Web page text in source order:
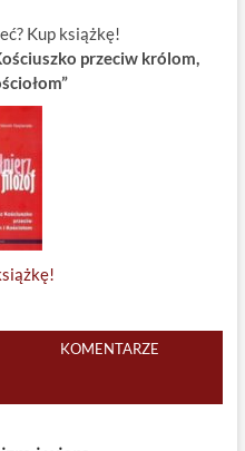
Kup książkę!
przeciw królom,
KOMENTARZE